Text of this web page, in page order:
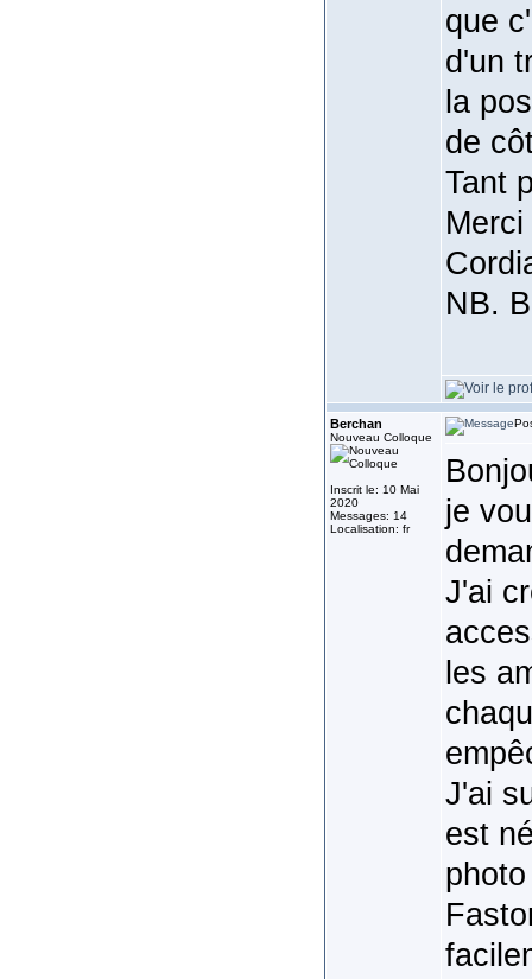
que
d'un
la
de
Tant
NB.
Berchan
Nouveau Colloque
Inscrit le: 10 Mai
2020
Messages: 14
Localisation: fr
je
J'ai
les
J'ai
est